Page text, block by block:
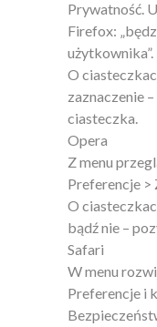
Prywatność.
Firefox:
użytkownika”.
O
zaznaczenie
ciasteczka.
Opera
Z menu
Preferencje >
O
bądź nie –
Safari
W menu
Preferencje i